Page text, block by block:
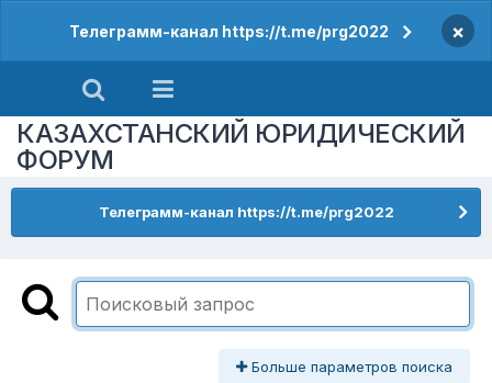
Телеграмм-канал https://t.me/prg2022 ×
КАЗАХСТАНСКИЙ ЮРИДИЧЕСКИЙ
ФОРУМ
Телеграмм-канал https://t.me/prg2022
Больше параметров поиска